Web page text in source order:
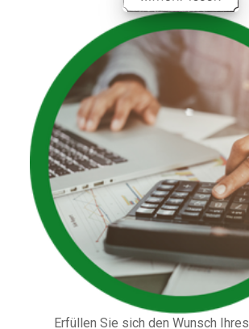
Erfüllen Sie sich den Wunsch Ihres